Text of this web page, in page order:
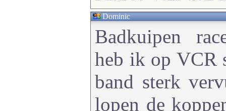
Dominic
Badkuipen
heb ik op VCR
band sterk
lopen de